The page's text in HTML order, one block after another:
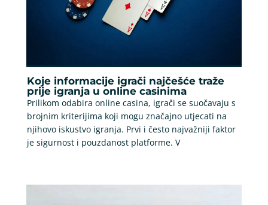
Koje informacije igrači najčešće traže
prije igranja u online casinima
Prilikom odabira online casina, igrači se suočavaju s
brojnim kriterijima koji mogu značajno utjecati na
njihovo iskustvo igranja. Prvi i često najvažniji faktor
je sigurnost i pouzdanost platforme. V